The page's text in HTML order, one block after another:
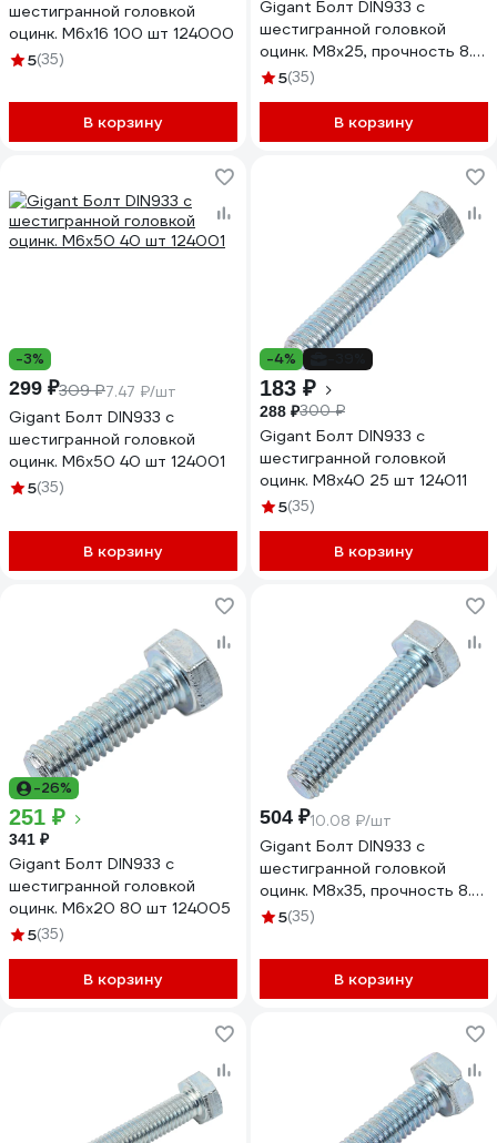
шестигранной головкой
оцинк. М6x16 100 шт 124000
5(35)
В корзину
Gigant Болт DIN933 с
шестигранной головкой
оцинк. М8x25, прочность 8.8,
40 шт 124015
5(35)
В корзину
-3%
299 ₽309 ₽7.47 ₽/шт
Gigant Болт DIN933 с
шестигранной головкой
оцинк. М6x50 40 шт 124001
5(35)
В корзину
-4%
183 ₽
288 ₽300 ₽
Gigant Болт DIN933 с
шестигранной головкой
оцинк. М8x40 25 шт 124011
5(35)
В корзину
-26%
251 ₽
341 ₽
Gigant Болт DIN933 с
шестигранной головкой
оцинк. М6x20 80 шт 124005
5(35)
В корзину
504 ₽10.08 ₽/шт
Gigant Болт DIN933 с
шестигранной головкой
оцинк. М8х35, прочность 8.8,
50 шт 124012
5(35)
В корзину